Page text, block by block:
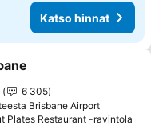
Katso hinnat
6 305
Brisbane Airport
Plates Restaurant -ravintola